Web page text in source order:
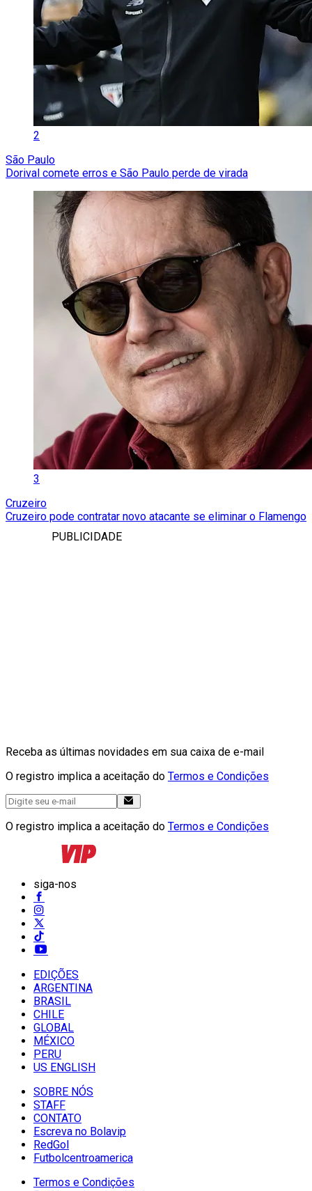
2
São Paulo
Dorival comete erros e São Paulo perde de virada
3
Cruzeiro
Cruzeiro pode contratar novo atacante se eliminar o Flamengo
PUBLICIDADE
Receba as últimas novidades em sua caixa de e-mail
O registro implica a aceitação do Termos e Condições
O registro implica a aceitação do Termos e Condições
siga-nos
EDIÇÕES
ARGENTINA
BRASIL
CHILE
GLOBAL
MÉXICO
PERU
US ENGLISH
SOBRE NÓS
STAFF
CONTATO
Escreva no Bolavip
RedGol
Futbolcentroamerica
Termos e Condições